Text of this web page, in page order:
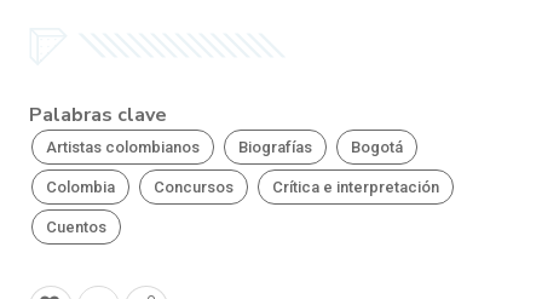
Palabras clave
Artistas colombianos Biografías Bogotá
Colombia Concursos Crítica e interpretación
Cuentos